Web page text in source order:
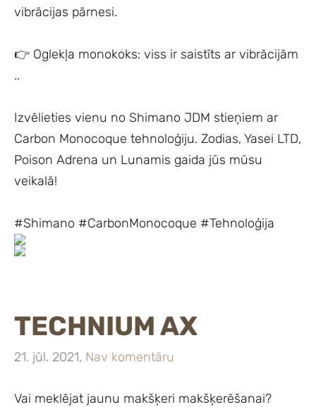
vibrācijas pārnesi.
👉 Oglekļa monokoks: viss ir saistīts ar vibrācijām
..
Izvēlieties vienu no Shimano JDM stieņiem ar
Carbon Monocoque tehnoloģiju. Zodias, Yasei LTD,
Poison Adrena un Lunamis gaida jūs mūsu
veikalā!
#Shimano #CarbonMonocoque #Tehnoloģija
TECHNIUM AX
21. jūl. 2021, Nav komentāru
Vai meklējat jaunu makšķeri makšķerēšanai?